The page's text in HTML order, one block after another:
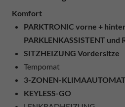
Komfort
PARKTRONIC vorne +
PARKLENKASSISTENT und
SITZHEIZUNG Vordersitze
Tempomat
3-ZONEN-
KEYLESS-GO